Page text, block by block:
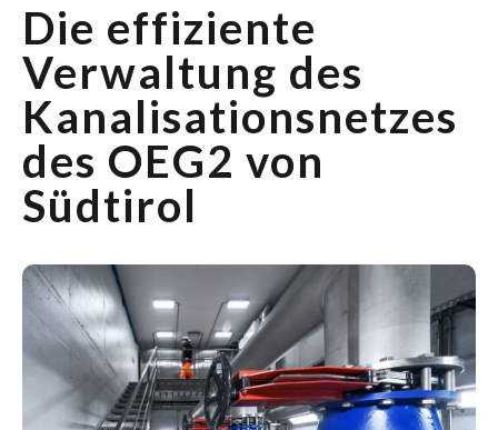
Die effiziente
Verwaltung des
Kanalisationsnetzes
des OEG2 von
Südtirol